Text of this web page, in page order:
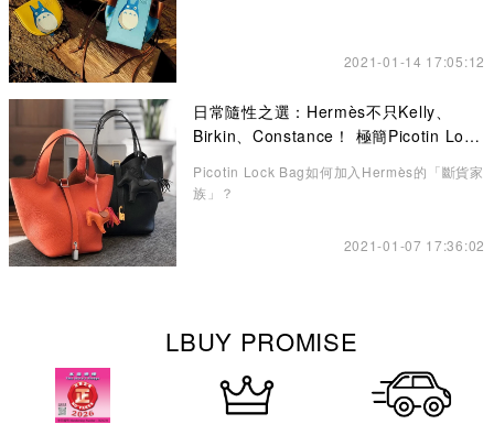
2021-01-14 17:05:12
日常隨性之選：Hermès不只Kelly、
Birkin、Constance！ 極簡Picotin Lock
Picotin Lock Bag如何加入Hermès的「斷貨家
族」？
2021-01-07 17:36:02
LBUY PROMISE